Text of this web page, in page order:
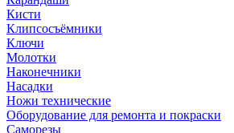
Кисти
Клипсосъёмники
Ключи
Молотки
Наконечники
Насадки
Ножи технические
Оборудование для ремонта и покраски
Саморезы